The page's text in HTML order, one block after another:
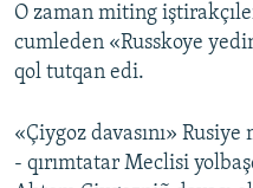
O zaman miting
cumleden «Russkoye
qol tutqan edi.
«Çiygoz davasını»
- qırımtatar Meclisi